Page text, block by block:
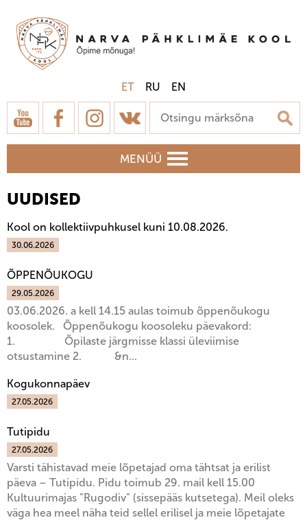
ET RU EN
MENÜÜ
UUDISED
Kool on kollektiivpuhkusel kuni 10.08.2026.
30.06.2026
ÕPPENÕUKOGU
29.05.2026
03.06.2026. a kell 14.15 aulas toimub õppenõukogu
koosolek. Õppenõukogu koosoleku päevakord:
1. Õpilaste järgmisse klassi üleviimise
otsustamine 2. &n...
Kogukonnapäev
27.05.2026
Tutipidu
27.05.2026
Varsti tähistavad meie lõpetajad oma tähtsat ja erilist
päeva – Tutipidu. Pidu toimub 29. mail kell 15.00
Kultuurimajas "Rugodiv" (sissepääs kutsetega). Meil oleks
väga hea meel näha teid sellel erilisel ja meie lõpetajate